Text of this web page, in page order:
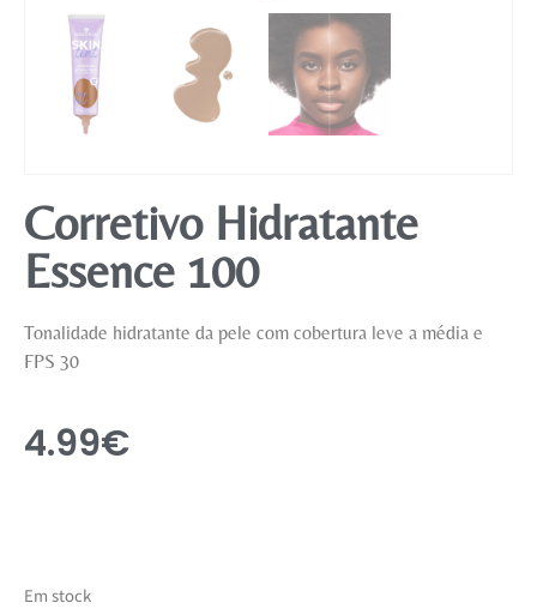
Corretivo Hidratante
Essence 100
Tonalidade hidratante da pele com cobertura leve a média e
FPS 30
4.99€
Em stock